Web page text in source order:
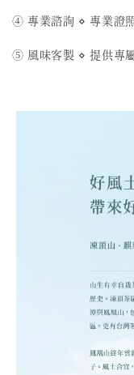
④ 專業諮詢 ⋄ 專業證
⑤ 風味客製 ⋄ 提供專